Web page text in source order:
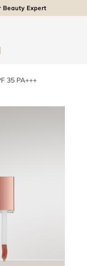
Beauty Expert
35 PA+++